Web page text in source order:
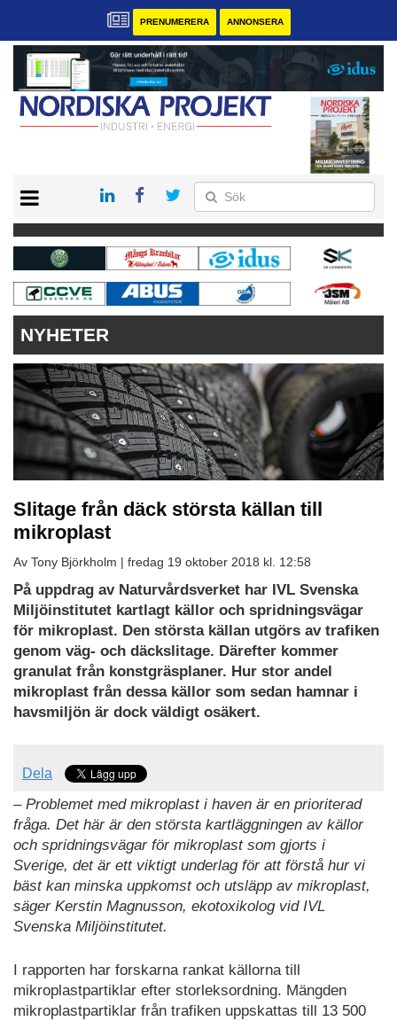
PRENUMERERA ANNONSERA
KONTAKT
VÅRA ANDRA MAGASIN
PRENUMERERA
ANNONSERA
NYHETER
Slitage från däck största källan till
mikroplast
Av Tony Björkholm | fredag 19 oktober 2018 kl. 12:58
På uppdrag av Naturvårdsverket har IVL Svenska
Miljöinstitutet kartlagt källor och spridningsvägar
för mikroplast. Den största källan utgörs av trafiken
genom väg- och däckslitage. Därefter kommer
granulat från konstgräsplaner. Hur stor andel
mikroplast från dessa källor som sedan hamnar i
havsmiljön är dock väldigt osäkert.
Dela
– Problemet med mikroplast i haven är en prioriterad
fråga. Det här är den största kartläggningen av källor
och spridningsvägar för mikroplast som gjorts i
Sverige, det är ett viktigt underlag för att förstå hur vi
bäst kan minska uppkomst och utsläpp av mikroplast,
säger Kerstin Magnusson, ekotoxikolog vid IVL
Svenska Miljöinstitutet.
I rapporten har forskarna rankat källorna till
mikroplastpartiklar efter storleksordning. Mängden
mikroplastpartiklar från trafiken uppskattas till 13 500